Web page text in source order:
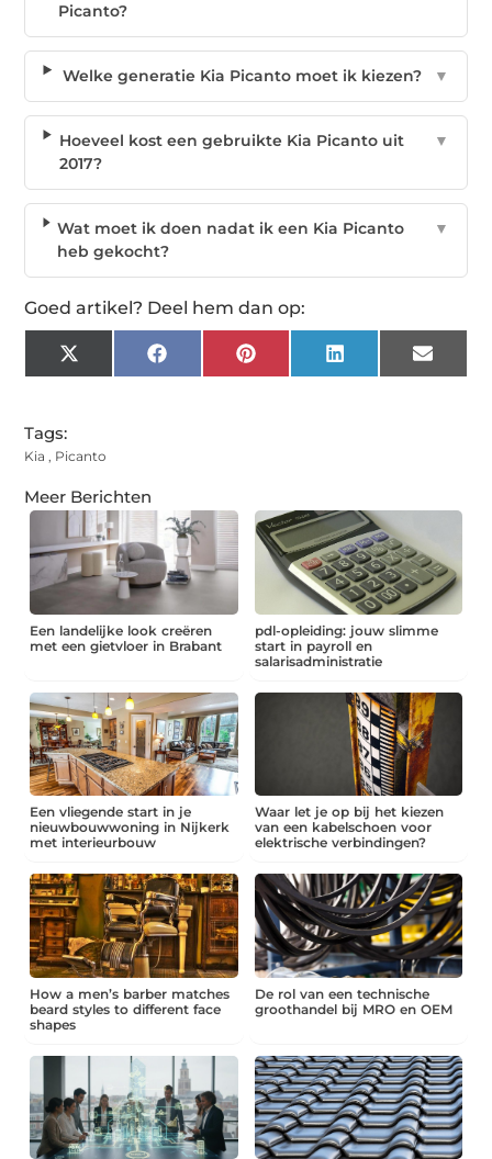
Picanto?
Welke generatie Kia Picanto moet ik kiezen? ▼
Hoeveel kost een gebruikte Kia Picanto uit
2017?
▼
Wat moet ik doen nadat ik een Kia Picanto
heb gekocht?
▼
Goed artikel? Deel hem dan op:
X
(Twitter)
Facebook Pinterest LinkedIn Email
Tags:
Kia , Picanto
Meer Berichten
Een landelijke look creëren
met een gietvloer in Brabant
pdl-opleiding: jouw slimme
start in payroll en
salarisadministratie
Een vliegende start in je
nieuwbouwwoning in Nijkerk
met interieurbouw
Waar let je op bij het kiezen
van een kabelschoen voor
elektrische verbindingen?
How a men’s barber matches
beard styles to different face
shapes
De rol van een technische
groothandel bij MRO en OEM